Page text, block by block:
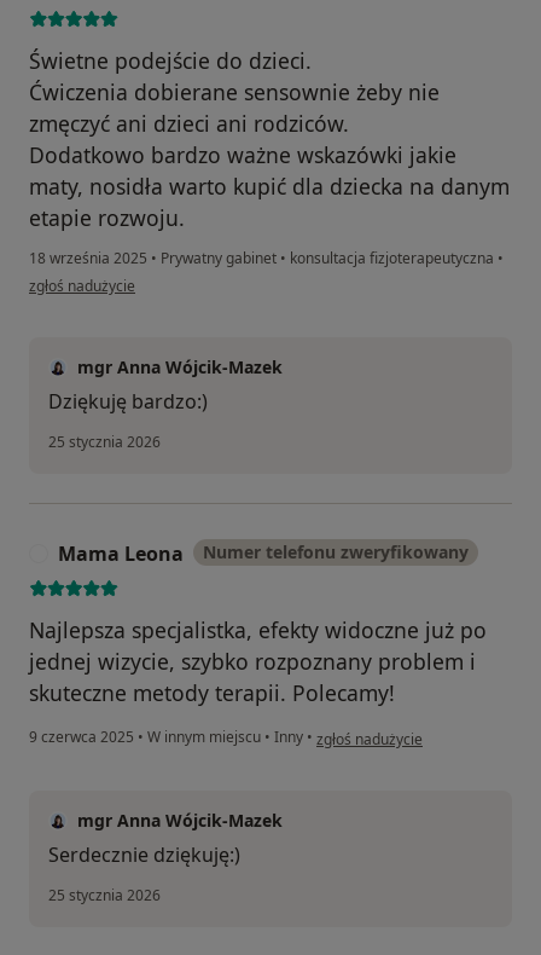
Świetne podejście do dzieci.
Ćwiczenia dobierane sensownie żeby nie
zmęczyć ani dzieci ani rodziców.
Dodatkowo bardzo ważne wskazówki jakie
maty, nosidła warto kupić dla dziecka na danym
etapie rozwoju.
18 września 2025 • Prywatny gabinet • konsultacja fizjoterapeutyczna •
w opinii użytkownika Mariola
zgłoś nadużycie
mgr Anna Wójcik-Mazek
Dziękuję bardzo:)
25 stycznia 2026
Mama Leona Numer telefonu zweryfikowany
Najlepsza specjalistka, efekty widoczne już po
jednej wizycie, szybko rozpoznany problem i
skuteczne metody terapii. Polecamy!
9 czerwca 2025 • W innym miejscu • Inny • w opinii użytkownika Mama
zgłoś nadużycie
mgr Anna Wójcik-Mazek
Serdecznie dziękuję:)
25 stycznia 2026